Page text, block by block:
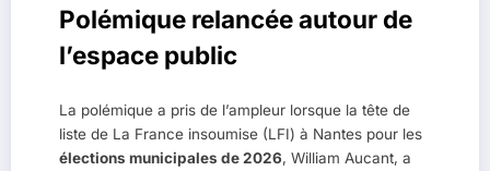
Polémique relancée autour de
l’espace public
La polémique a pris de l’ampleur lorsque la tête de
liste de La France insoumise (LFI) à Nantes pour les
élections municipales de 2026, William Aucant, a